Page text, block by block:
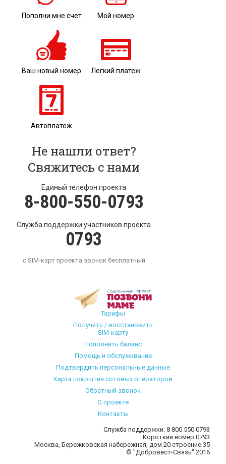
Пополни мне счет Мой номер
Ваш новый номер Легкий платеж
Автоплатеж
Не нашли ответ?
Свяжитесь с нами
Единый телефон проекта
8-800-550-0793
Служба поддержки участников проекта
0793
с SIM-карт проекта звонок бесплатный
Тарифы
Получить / восстановить
SIM-карту
Пополнить баланс
Помощь и обслуживание
Подтвердить персональные данные
Карта покрытия сотовых операторов
Обратный звонок
О проекте
Контакты
Служба поддержки: 8 800 550 0793
Короткий номер 0793
Москва, Бережковская набережная, дом 20 строение 35
© "Добровест-Связь" 2016